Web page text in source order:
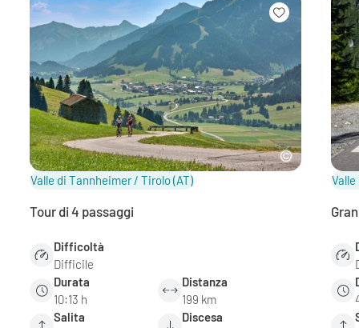
Valle di Tannheimer / Tirolo(AT)
Tour di 4 passaggi
Difficoltà
Difficile
Durata
10:13 h
Distanza
199 km
Salita
Discesa